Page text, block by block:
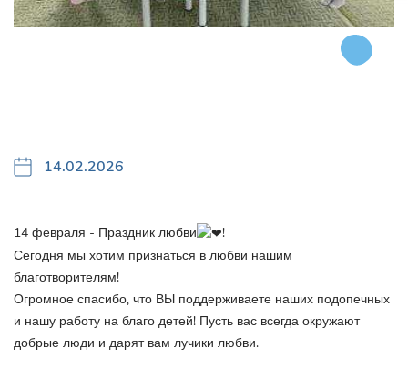
14.02.2026
14 февраля - Праздник любви
!
Сегодня мы хотим признаться в любви нашим
благотворителям!
Огромное спасибо, что ВЫ поддерживаете наших подопечных
и нашу работу на благо детей! Пусть вас всегда окружают
добрые люди и дарят вам лучики любви.